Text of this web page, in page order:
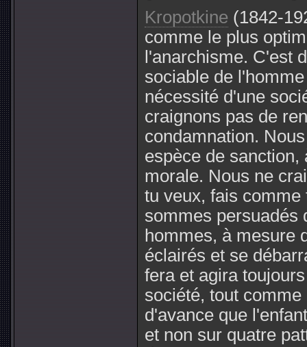
Kropotkine (1842-
comme le plus
l'anarchisme. C'est
sociable de
nécessité d'une
craignons pas de
condamnation.
espèce de sanction,
morale. Nous ne
tu veux, fais
sommes persuadés
hommes, à mesure
éclairés et se
fera et agira
société, tout
d'avance que
et non sur quatre